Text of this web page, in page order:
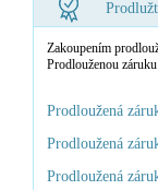
Zakoupením
Prodlouženou
Prodloužená
Prodloužená
Prodloužená